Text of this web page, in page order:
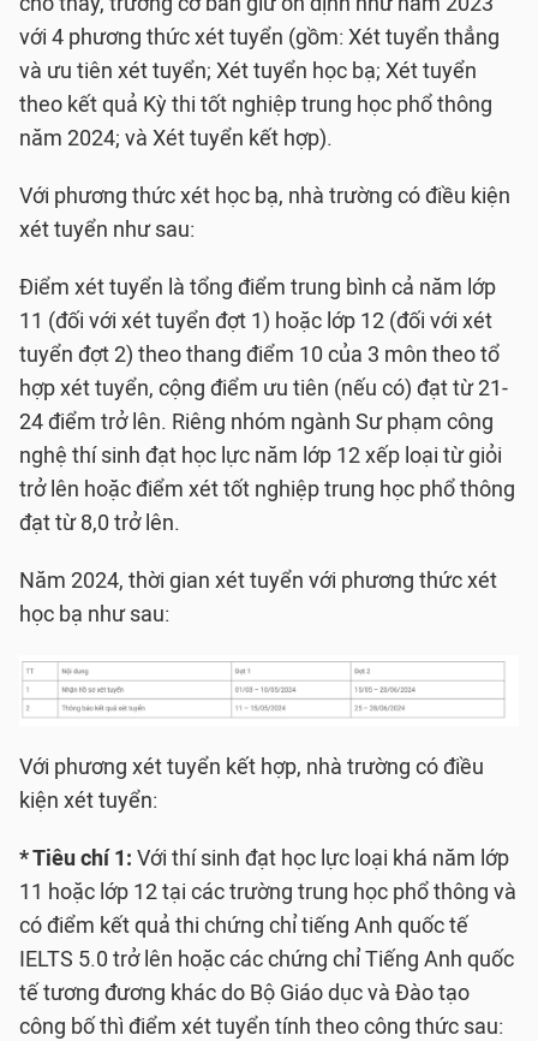
với 4 phương thức xét tuyển (gồm: Xét tuyển thẳng
và ưu tiên xét tuyển; Xét tuyển học bạ; Xét tuyển
theo kết quả Kỳ thi tốt nghiệp trung học phổ thông
năm 2024; và Xét tuyển kết hợp).
Với phương thức xét học bạ, nhà trường có điều kiện
xét tuyển như sau:
Điểm xét tuyển là tổng điểm trung bình cả năm lớp
11 (đối với xét tuyển đợt 1) hoặc lớp 12 (đối với xét
tuyển đợt 2) theo thang điểm 10 của 3 môn theo tổ
hợp xét tuyển, cộng điểm ưu tiên (nếu có) đạt từ 21-
24 điểm trở lên. Riêng nhóm ngành Sư phạm công
nghệ thí sinh đạt học lực năm lớp 12 xếp loại từ giỏi
trở lên hoặc điểm xét tốt nghiệp trung học phổ thông
đạt từ 8,0 trở lên.
Năm 2024, thời gian xét tuyển với phương thức xét
học bạ như sau:
Với phương xét tuyển kết hợp, nhà trường có điều
kiện xét tuyển:
* Tiêu chí 1: Với thí sinh đạt học lực loại khá năm lớp
11 hoặc lớp 12 tại các trường trung học phổ thông và
có điểm kết quả thi chứng chỉ tiếng Anh quốc tế
IELTS 5.0 trở lên hoặc các chứng chỉ Tiếng Anh quốc
tế tương đương khác do Bộ Giáo dục và Đào tạo
công bố thì điểm xét tuyển tính theo công thức sau: